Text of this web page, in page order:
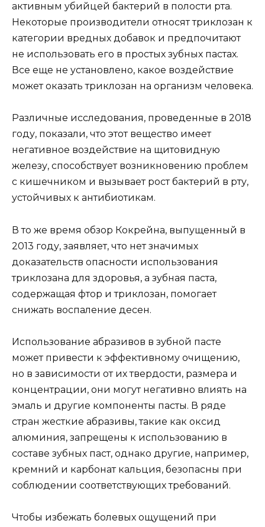
активным убийцей бактерий в полости рта.
Некоторые производители относят триклозан к
категории вредных добавок и предпочитают
не использовать его в простых зубных пастах.
Все еще не установлено, какое воздействие
может оказать триклозан на организм человека.
Различные исследования, проведенные в 2018
году, показали, что этот вещество имеет
негативное воздействие на щитовидную
железу, способствует возникновению проблем
с кишечником и вызывает рост бактерий в рту,
устойчивых к антибиотикам.
В то же время обзор Кокрейна, выпущенный в
2013 году, заявляет, что нет значимых
доказательств опасности использования
триклозана для здоровья, а зубная паста,
содержащая фтор и триклозан, помогает
снижать воспаление десен.
Использование абразивов в зубной пасте
может привести к эффективному очищению,
но в зависимости от их твердости, размера и
концентрации, они могут негативно влиять на
эмаль и другие компоненты пасты. В ряде
стран жесткие абразивы, такие как оксид
алюминия, запрещены к использованию в
составе зубных паст, однако другие, например,
кремний и карбонат кальция, безопасны при
соблюдении соответствующих требований.
Чтобы избежать болевых ощущений при